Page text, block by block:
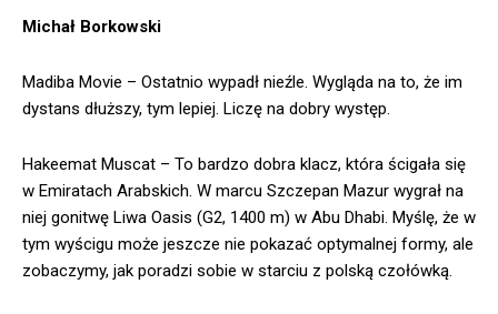
Michał Borkowski
Madiba Movie – Ostatnio wypadł nieźle. Wygląda na to, że im
dystans dłuższy, tym lepiej. Liczę na dobry występ.
Hakeemat Muscat – To bardzo dobra klacz, która ścigała się
w Emiratach Arabskich. W marcu Szczepan Mazur wygrał na
niej gonitwę Liwa Oasis (G2, 1400 m) w Abu Dhabi. Myślę, że w
tym wyścigu może jeszcze nie pokazać optymalnej formy, ale
zobaczymy, jak poradzi sobie w starciu z polską czołówką.